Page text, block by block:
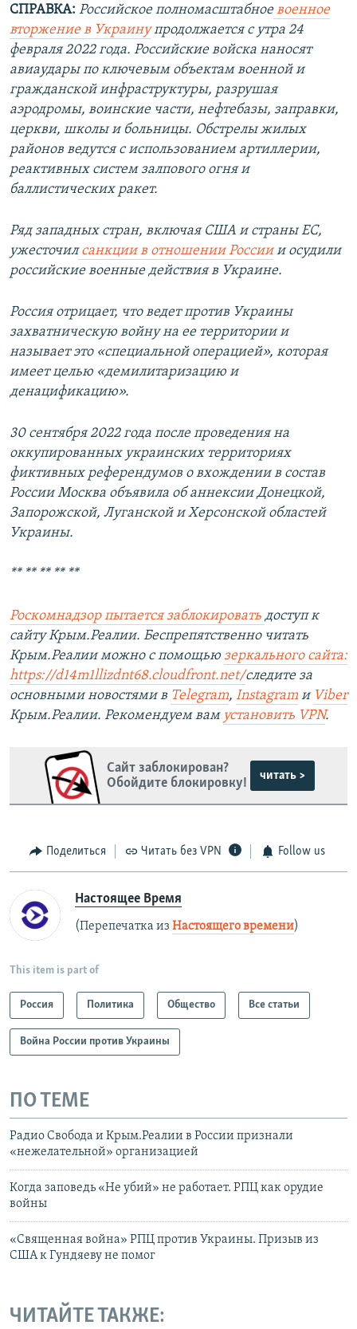
СПРАВКА: Российское полномасштабноевоенное
вторжение в Украинупродолжается с утра 24
февраля 2022 года. Российские войска наносят
авиаудары по ключевым объектам военной и
гражданской инфраструктуры, разрушая
аэродромы, воинские части, нефтебазы, заправки,
церкви, школы и больницы. Обстрелы жилых
районов ведутся с использованием артиллерии,
реактивных систем залпового огня и
баллистических ракет.
Ряд западных стран, включая США и страны ЕС,
ужесточилсанкции в отношении Россиии осудили
российские военные действия в Украине.
Россия отрицает, что ведет против Украины
захватническую войну на ее территории и
называет это «специальной операцией», которая
имеет целью «демилитаризацию и
денацификацию».
30 сентября 2022 года после проведения на
оккупированных украинских территориях
фиктивных референдумов о вхождении в состав
России Москва объявила об аннексии Донецкой,
Запорожской, Луганской и Херсонской областей
Украины.
** ** ** ** **
Роскомнадзор пытается заблокировать доступ к
сайту Крым.Реалии. Беспрепятственно читать
Крым.Реалии можно с помощью зеркального сайта:
https://d14m1llizdnt68.cloudfront.net/следите за
основными новостями в Telegram, Instagram и Viber
Крым.Реалии. Рекомендуем вам установить VPN.
Сайт заблокирован?
Обойдите блокировку!
читать >
Поделиться Читать без VPN Follow us
Настоящее Время
(Перепечатка из Настоящего времени)
This item is part of
Россия Политика Общество Все статьи
Война России против Украины
ПО ТЕМЕ
Радио Свобода и Крым.Реалии в России признали
«нежелательной» организацией
Когда заповедь «Не убий» не работает. РПЦ как орудие
войны
«Священная война» РПЦ против Украины. Призыв из
США к Гундяеву не помог
ЧИТАЙТЕ ТАКЖЕ: